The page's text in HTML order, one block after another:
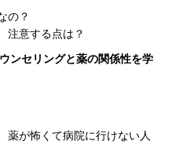
の？
注意する点は？
ンセリングと薬の関係性を学
薬が怖くて病院に行けない人